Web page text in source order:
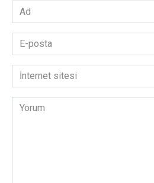
Ad
*
posta
*İnternet
sitesi
Yorum